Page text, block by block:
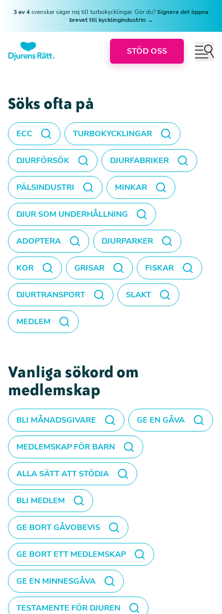
3 av 4svenskar säger nej till turbokycklingar. Gör du?Signera det öppna
brevet till kycklingindustrin →
STÖD OSS
Söks ofta på
ECC TURBOKYCKLINGAR
DJURFÖRSÖK DJURFABRIKER
PÄLSINDUSTRI MINKAR
DJUR SOM UNDERHÅLLNING
ADOPTERA DJURPARKER
KOR GRISAR FISKAR
DJURTRANSPORT SLAKT
MEDLEM
Vanliga sökord om
medlemskap
BLI MÅNADSGIVARE GE EN GÅVA
MEDLEMSKAP FÖR BARN
ALLA SÄTT ATT STÖDJA
BLI MEDLEM
GE BORT GÅVOBEVIS
GE BORT ETT MEDLEMSKAP
GE EN MINNESGÅVA
TESTAMENTE FÖR DJUREN